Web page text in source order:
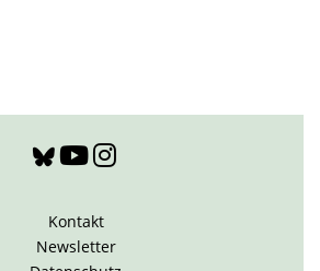
Kontakt
Newsletter